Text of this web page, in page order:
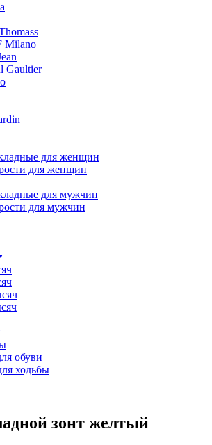
Milano
Gaultier
для женщин
для женщин
для мужчин
для мужчин
обуви
ходьбы
зонт желтый